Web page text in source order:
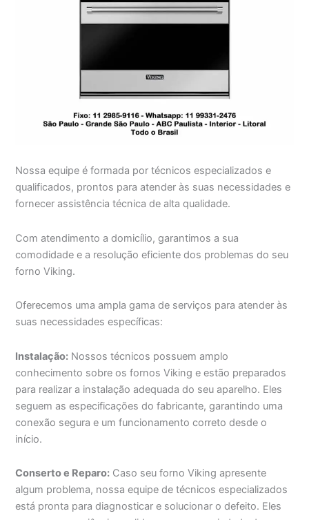
Nossa equipe é formada por técnicos especializados e
qualificados, prontos para atender às suas necessidades e
fornecer assistência técnica de alta qualidade.
Com atendimento a domicílio, garantimos a sua
comodidade e a resolução eficiente dos problemas do seu
forno Viking.
Oferecemos uma ampla gama de serviços para atender às
suas necessidades específicas:
Instalação: Nossos técnicos possuem amplo
conhecimento sobre os fornos Viking e estão preparados
para realizar a instalação adequada do seu aparelho. Eles
seguem as especificações do fabricante, garantindo uma
conexão segura e um funcionamento correto desde o
início.
Conserto e Reparo: Caso seu forno Viking apresente
algum problema, nossa equipe de técnicos especializados
está pronta para diagnosticar e solucionar o defeito. Eles